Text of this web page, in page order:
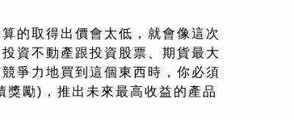
的取得出價會太低，就會像這次
資不動產跟投資股票、期貨最大
爭力地買到這個東西時，你必須
勵)，推出未來最高收益的產品